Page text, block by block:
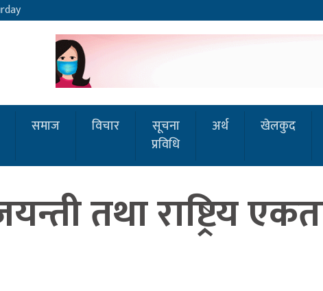
समाज विचार
सूचना
प्रविधि
अर्थ खेलकुद
तथा राष्ट्रिय